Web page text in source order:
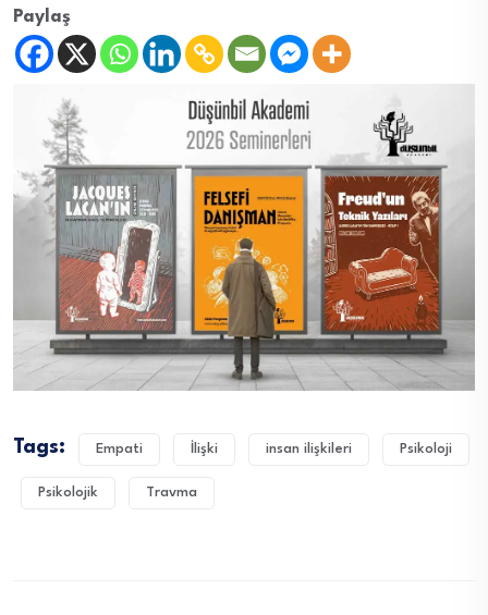
Paylaş
Tags: Empati İlişki insan ilişkileri Psikoloji
Psikolojik Travma